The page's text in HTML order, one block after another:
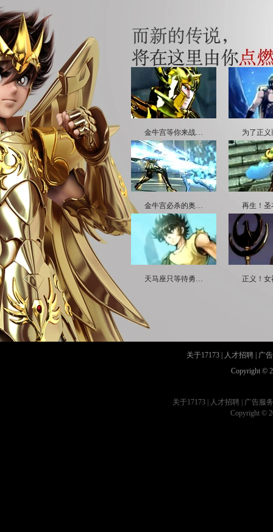
金牛宫等你来战… 为了正
金牛宫必杀的奥… 再生！
天马座只等待勇… 正义！
关于17173 人才招聘
广
Copyright ©
关于17173 人才招聘
广告服务
Copyright ©